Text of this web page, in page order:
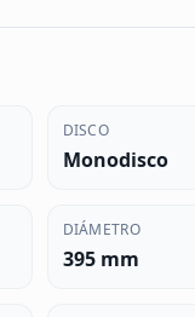
DISCO
Monodisco
DIÁMETRO
395 mm